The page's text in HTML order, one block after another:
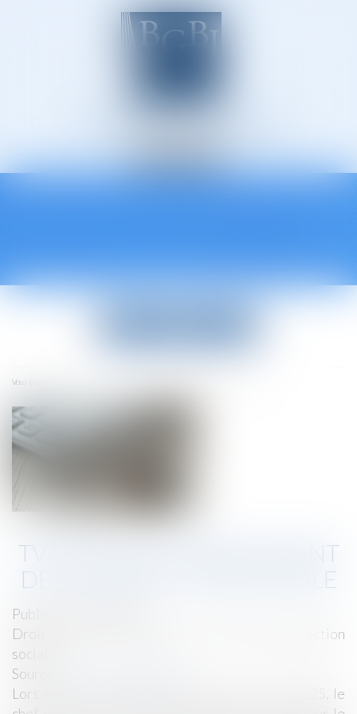
Avocats à Épinal
Vous êtes ici :
TVA SOCIALE, FINANCEMENT
DE LA PROTECTION SOCIALE
Publié le :
Droit du travail - Employeurs
Droit de la protection
sociale
Source :
Lors de son intervention télévisée le 13 mai 2025, le